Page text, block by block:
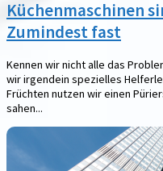
Küchenmaschinen
Zumindest fast
Kennen wir nicht alle das
wir irgendein spezielles
Früchten nutzen wir einen
sahen...